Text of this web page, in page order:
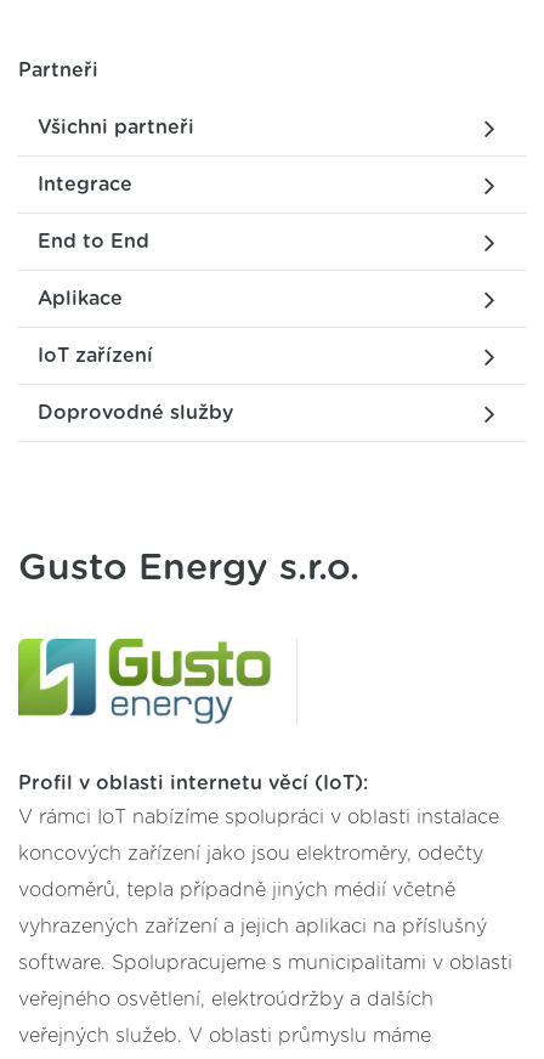
Partneři
Všichni partneři
Integrace
End to End
Aplikace
IoT zařízení
Doprovodné služby
Gusto Energy s.r.o.
Profil v oblasti internetu věcí (IoT):
V rámci IoT nabízíme spolupráci v oblasti instalace
koncových zařízení jako jsou elektroměry, odečty
vodoměrů, tepla případně jiných médií včetně
vyhrazených zařízení a jejich aplikaci na příslušný
software. Spolupracujeme s municipalitami v oblasti
veřejného osvětlení, elektroúdržby a dalších
veřejných služeb. V oblasti průmyslu máme